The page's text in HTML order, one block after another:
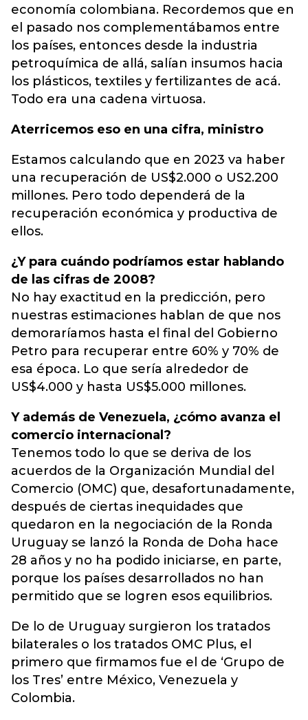
economía colombiana. Recordemos que en
el pasado nos complementábamos entre
los países, entonces desde la industria
petroquímica de allá, salían insumos hacia
los plásticos, textiles y fertilizantes de acá.
Todo era una cadena virtuosa.
Aterricemos eso en una cifra, ministro
Estamos calculando que en 2023 va haber
una recuperación de US$2.000 o US2.200
millones. Pero todo dependerá de la
recuperación económica y productiva de
ellos.
¿Y para cuándo podríamos estar hablando
de las cifras de 2008?
No hay exactitud en la predicción, pero
nuestras estimaciones hablan de que nos
demoraríamos hasta el final del Gobierno
Petro para recuperar entre 60% y 70% de
esa época. Lo que sería alrededor de
US$4.000 y hasta US$5.000 millones.
Y además de Venezuela, ¿cómo avanza el
comercio internacional?
Tenemos todo lo que se deriva de los
acuerdos de la Organización Mundial del
Comercio (OMC) que, desafortunadamente,
después de ciertas inequidades que
quedaron en la negociación de la Ronda
Uruguay se lanzó la Ronda de Doha hace
28 años y no ha podido iniciarse, en parte,
porque los países desarrollados no han
permitido que se logren esos equilibrios.
De lo de Uruguay surgieron los tratados
bilaterales o los tratados OMC Plus, el
primero que firmamos fue el de ‘Grupo de
los Tres’ entre México, Venezuela y
Colombia.